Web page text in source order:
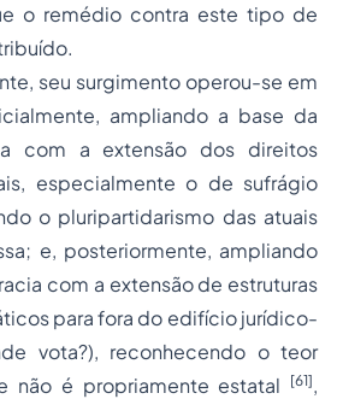
o remédio contra este tipo de
seu surgimento operou-se em
ampliando a base da
com a extensão dos direitos
especialmente o de sufrágio
o pluripartidarismo das atuais
e, posteriormente, ampliando
com a extensão de estruturas
para fora do edifício jurídico-
vota?), reconhecendo o teor
não é propriamente estatal
[61],